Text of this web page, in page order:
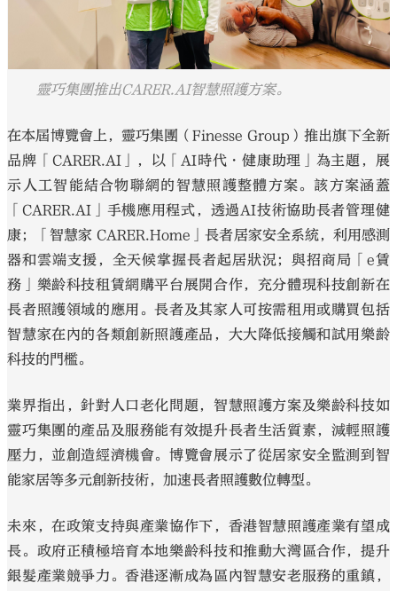
靈巧集團推出CARER.AI智慧照護方案。
在本屆博覽會上，靈巧集團（Finesse Group）推出旗下全新
品牌「CARER.AI」，以「AI時代・健康助理」為主題，展
示人工智能結合物聯網的智慧照護整體方案。該方案涵蓋
「CARER.AI」手機應用程式，透過AI技術協助長者管理健
康；「智慧家 CARER.Home」長者居家安全系統，利用感測
器和雲端支援，全天候掌握長者起居狀況；與招商局「e賃
務」樂齡科技租賃網購平台展開合作，充分體現科技創新在
長者照護領域的應用。長者及其家人可按需租用或購買包括
智慧家在內的各類創新照護產品，大大降低接觸和試用樂齡
科技的門檻。
業界指出，針對人口老化問題，智慧照護方案及樂齡科技如
靈巧集團的產品及服務能有效提升長者生活質素，減輕照護
壓力，並創造經濟機會。博覽會展示了從居家安全監測到智
能家居等多元創新技術，加速長者照護數位轉型。
未來，在政策支持與產業協作下，香港智慧照護產業有望成
長。政府正積極培育本地樂齡科技和推動大灣區合作，提升
銀髮產業競爭力。香港逐漸成為區內智慧安老服務的重鎮，